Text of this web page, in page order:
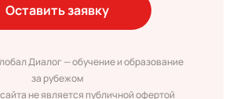
Оставить заявку
Диалог — обучение и образование
за рубежом
не является публичной офертой